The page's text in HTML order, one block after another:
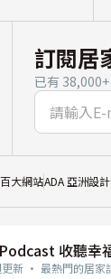
訂閱居
已有
大網站ADA 亞洲設
收聽幸
新 · 最熱門的居家